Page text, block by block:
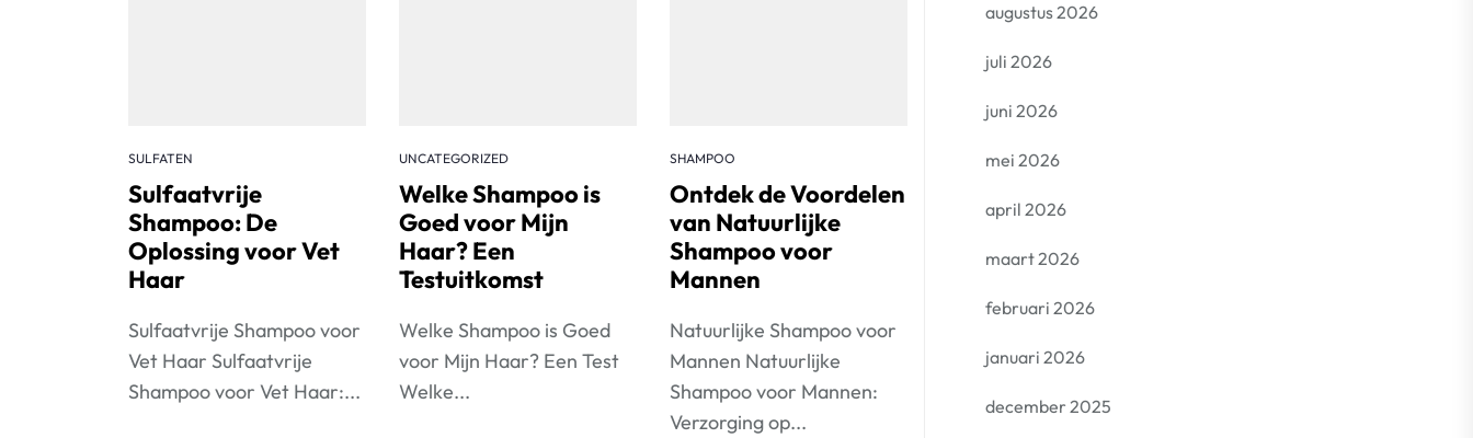
SULFATEN
Sulfaatvrije
Shampoo: De
Oplossing voor Vet
Haar
Sulfaatvrije Shampoo voor
Vet Haar Sulfaatvrije
Shampoo voor Vet Haar:...
UNCATEGORIZED
Welke Shampoo is
Goed voor Mijn
Haar? Een
Testuitkomst
Welke Shampoo is Goed
voor Mijn Haar? Een Test
Welke...
SHAMPOO
Ontdek de Voordelen
van Natuurlijke
Shampoo voor
Mannen
Natuurlijke Shampoo voor
Mannen Natuurlijke
Shampoo voor Mannen:
Verzorging op...
augustus 2026
juli 2026
juni 2026
mei 2026
april 2026
maart 2026
februari 2026
januari 2026
december 2025